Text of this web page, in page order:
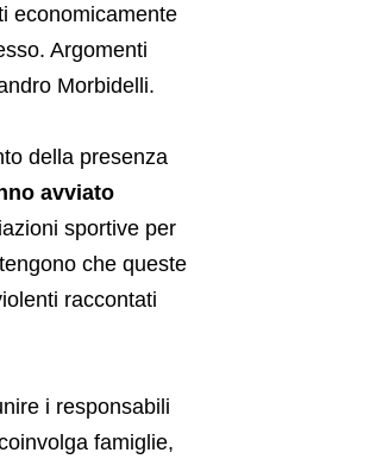
economicamente
Argomenti
Morbidelli.
della presenza
avviato
sportive per
che queste
raccontati
i responsabili
famiglie,